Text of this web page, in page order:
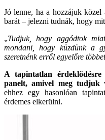
Jó lenne, ha a hozzájuk
barát – jelezni tudnák, hogy
„Tudjuk, hogy aggódtok
mondani, hogy küzdünk a
szeretnénk erről egyelőre
A tapintatlan
panelt, amivel meg tudjuk
ehhez egy hasonlóan
érdemes elkerülni.